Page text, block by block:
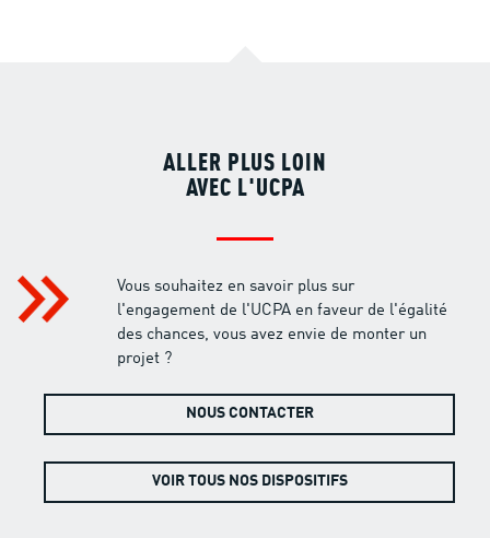
ALLER PLUS LOIN
AVEC L'UCPA
Vous souhaitez en savoir plus sur
l'engagement de l'UCPA en faveur de l'égalité
des chances, vous avez envie de monter un
projet ?
NOUS CONTACTER
VOIR TOUS NOS DISPOSITIFS